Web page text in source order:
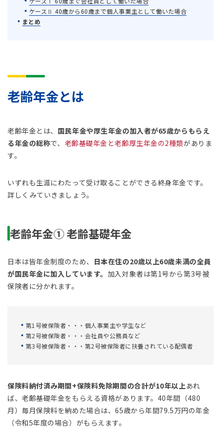
ケースⅡ 40歳から60歳まで個人事業主として働いた場合
まとめ
老齢年金とは
老齢年金とは、 国民年金や厚生年金の加入者が65歳からもらえ
る年金の総称で、 老齢基礎年金と老齢厚生年金の2種類がありま
す。
いずれも生涯にわたって受け取ることができる終身年金です。
詳しくみていきましょう。
老齢年金① 老齢基礎年金
日本は皆年金制度のため、
日本在住の20歳以上60歳未満の全員
が国民年金に加入しています。 加入対象者は第1号から第3号被
保険者に分かれます。
第1号被保険者・・・個人事業主や学生など
第2号被保険者・・・会社員や公務員など
第3号被保険者・・・第2号被保険者に扶養されている配偶者
保険料納付済み期間+保険料免除期間の合計が10年以上 あれ
ば、老齢基礎年金をもらえる資格があります。40年間（480
月）毎月保険料を納めた場合は、65歳から年間79.5万円の年金
（令和5年度の場合）がもらえます。